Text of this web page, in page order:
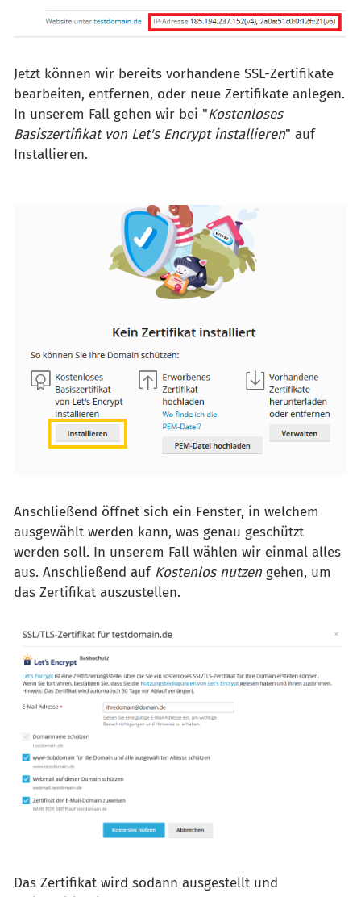
Jetzt können wir bereits vorhandene SSL-Zertifikate
bearbeiten, entfernen, oder neue Zertifikate anlegen.
In unserem Fall gehen wir bei "Kostenloses
Basiszertifikat von Let's Encrypt installieren" auf
Installieren.
Anschließend öffnet sich ein Fenster, in welchem
ausgewählt werden kann, was genau geschützt
werden soll. In unserem Fall wählen wir einmal alles
aus. Anschließend auf Kostenlos nutzen gehen, um
das Zertifikat auszustellen.
Das Zertifikat wird sodann ausgestellt und